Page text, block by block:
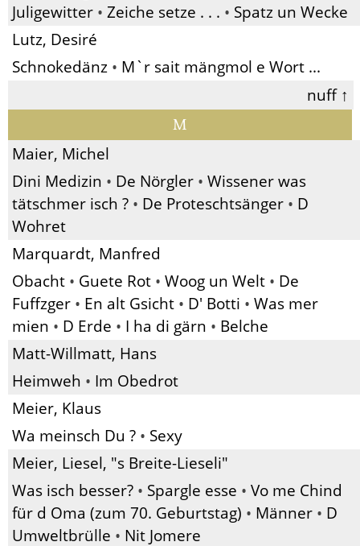
Juligewitter • Zeiche setze . . . • Spatz un Wecke
Lutz, Desiré
Schnokedänz • M`r sait mängmol e Wort ...
nuff ↑
M
Maier, Michel
Dini Medizin • De Nörgler • Wissener was
tätschmer isch ? • De Proteschtsänger • D
Wohret
Marquardt, Manfred
Obacht • Guete Rot • Woog un Welt • De
Fuffzger • En alt Gsicht • D' Botti • Was mer
mien • D Erde • I ha di gärn • Belche
Matt-Willmatt, Hans
Heimweh • Im Obedrot
Meier, Klaus
Wa meinsch Du ? • Sexy
Meier, Liesel, "s Breite-Lieseli"
Was isch besser? • Spargle esse • Vo me Chind
für d Oma (zum 70. Geburtstag) • Männer • D
Umweltbrülle • Nit Jomere